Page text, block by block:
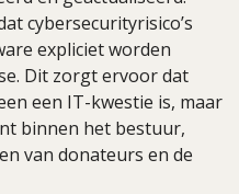
cybersecurityrisico’s
expliciet worden
Dit zorgt ervoor dat
een IT-kwestie is, maar
binnen het bestuur,
van donateurs en de